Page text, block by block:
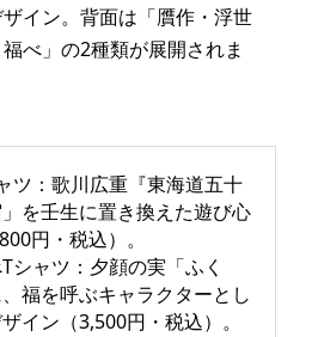
イン。背面は「贋作・浮世
べ」の2種類が展開されま
ツ：歌川広重『東海道五十
を壬生に置き換えた遊び心
円・税込）。
シャツ：夕顔の実「ふく
福を呼ぶキャラクターとし
イン（3,500円・税込）。